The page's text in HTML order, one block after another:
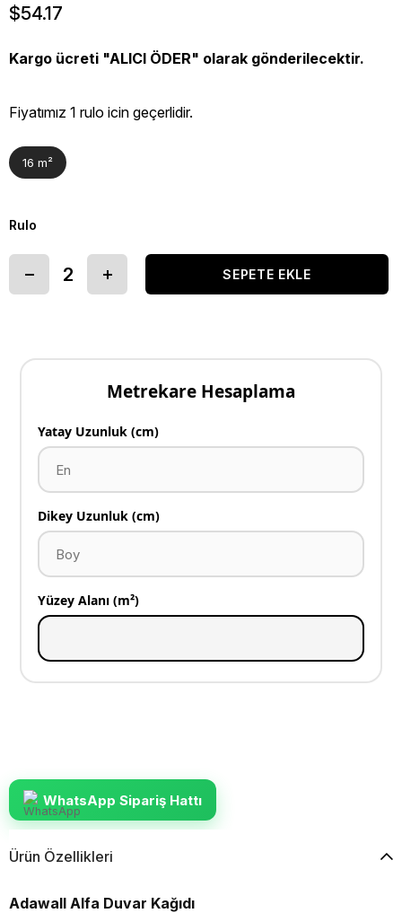
$54.17
Kargo ücreti "ALICI ÖDER" olarak gönderilecektir.
Fiyatımız 1 rulo icin geçerlidir.
16 m²
Rulo
Metrekare Hesaplama
Yatay Uzunluk (cm)
Dikey Uzunluk (cm)
Yüzey Alanı (m²)
WhatsApp Sipariş Hattı
Ürün Özellikleri
Adawall Alfa Duvar Kağıdı